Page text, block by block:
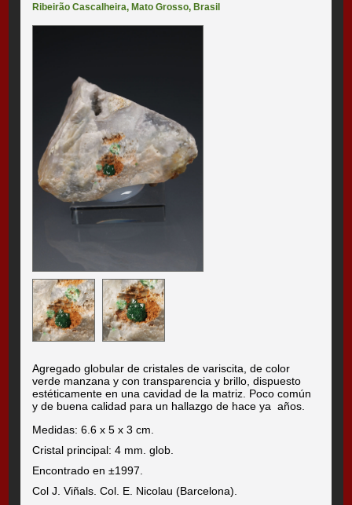
Ribeirão Cascalheira,Mato Grosso,Brasil
Agregado globular de cristales de variscita, de color
verde manzana y con transparencia y brillo, dispuesto
estéticamente en una cavidad de la matriz. Poco común
y de buena calidad para un hallazgo de hace ya años.
Medidas: 6.6 x 5 x 3 cm.
Cristal principal: 4 mm. glob.
Encontrado en ±1997.
Col J. Viñals. Col. E. Nicolau (Barcelona).